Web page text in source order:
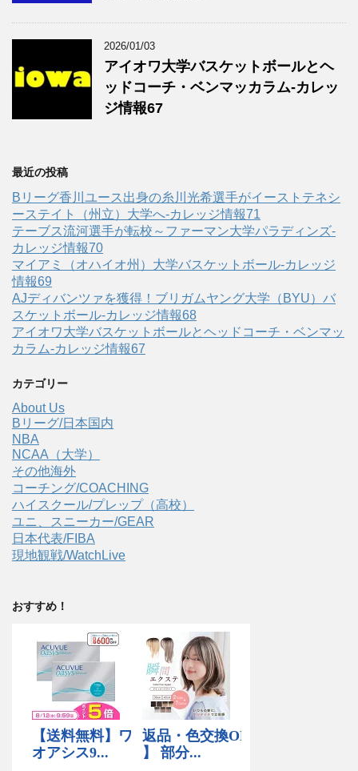
2026/01/03
アイオワ大学バスケットボールとヘ
ッドコーチ・ベンマッカラム-カレッ
ジ情報67
最近の投稿
Bリーグ香川ユース出身の糸川光希選手がイーストテネシ
ーステイト（州立）大学へ‐カレッジ情報71
テーブス流河選手が転校～ファーマン大学パラディンズ-
カレッジ情報70
マイアミ（オハイオ州）大学バスケットボール-カレッジ
情報69
AJディバンツァを獲得！ブリガムヤング大学（BYU）バ
スケットボール-カレッジ情報68
アイオワ大学バスケットボールとヘッドコーチ・ベンマッ
カラム-カレッジ情報67
カテゴリー
About Us
Bリーグ/日本国内
NBA
NCAA（大学）
その他海外
コーチング/COACHING
ハイスクール/プレップ（高校）
ユニ、スニーカー/GEAR
日本代表/FIBA
現地観戦/WatchLive
おすすめ！